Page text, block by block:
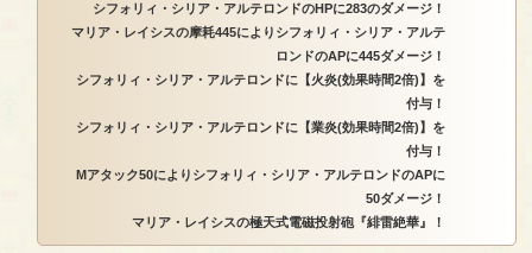
シフォリィ・シリア・アルテロンドのHPに283のダメージ！
マリア・レイシスの摩耗445によりシフォリィ・シリア・アルテ
ロンドのAPに445ダメージ！
シフォリィ・シリア・アルテロンドに【火炎(効果時間2倍)】を
付与！
シフォリィ・シリア・アルテロンドに【業炎(効果時間2倍)】を
付与！
Mアタック50によりシフォリィ・シリア・アルテロンドのAPに
50ダメージ！
マリア・レイシスの極天式電磁投射砲『緋雷絶華』！